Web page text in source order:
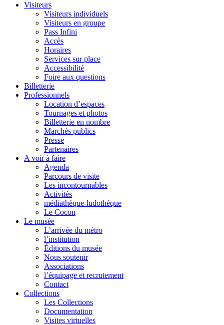
Visiteurs
Visiteurs individuels
Visiteurs en groupe
Pass Infini
Accès
Horaires
Services sur place
Accessibilité
Foire aux questions
Billetterie
Professionnels
Location d’espaces
Tournages et photos
Billetterie en nombre
Marchés publics
Presse
Partenaires
A voir à faire
Agenda
Parcours de visite
Les incontournables
Activités
médiathèque-ludothèque
Le Cocon
Le musée
L’arrivée du métro
l’institution
Éditions du musée
Nous soutenir
Associations
l’équipage et recrutement
Contact
Collections
Les Collections
Documentation
Visites virtuelles